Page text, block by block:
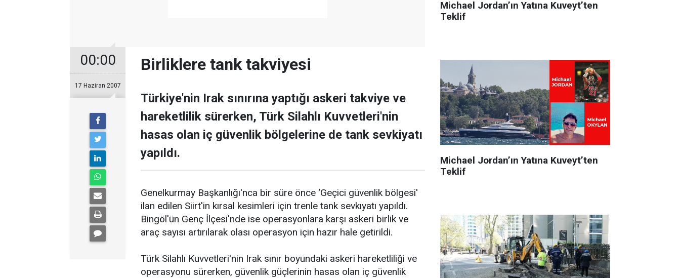
00:00
17 Haziran 2007
Birliklere tank takviyesi
Türkiye'nin Irak sınırına yaptığı askeri takviye ve
hareketlilik sürerken, Türk Silahlı Kuvvetleri'nin
hasas olan iç güvenlik bölgelerine de tank sevkiyatı
yapıldı.
Genelkurmay Başkanlığı'nca bir süre önce ‘Geçici güvenlik bölgesi'
ilan edilen Siirt'in kırsal kesimleri için trenle tank sevkıyatı yapıldı.
Bingöl'ün Genç İlçesi'nde ise operasyonlara karşı askeri birlik ve
araç sayısı artırılarak olası operasyon için hazır hale getirildi.
Türk Silahlı Kuvvetleri'nin Irak sınır boyundaki askeri hareketliliği ve
operasyonu sürerken, güvenlik güçlerinin hasas olan iç güvenlik
Michael Jordan’ın Yatına Kuveyt’ten
Teklif
Michael Jordan’ın Yatına Kuveyt’ten
Teklif